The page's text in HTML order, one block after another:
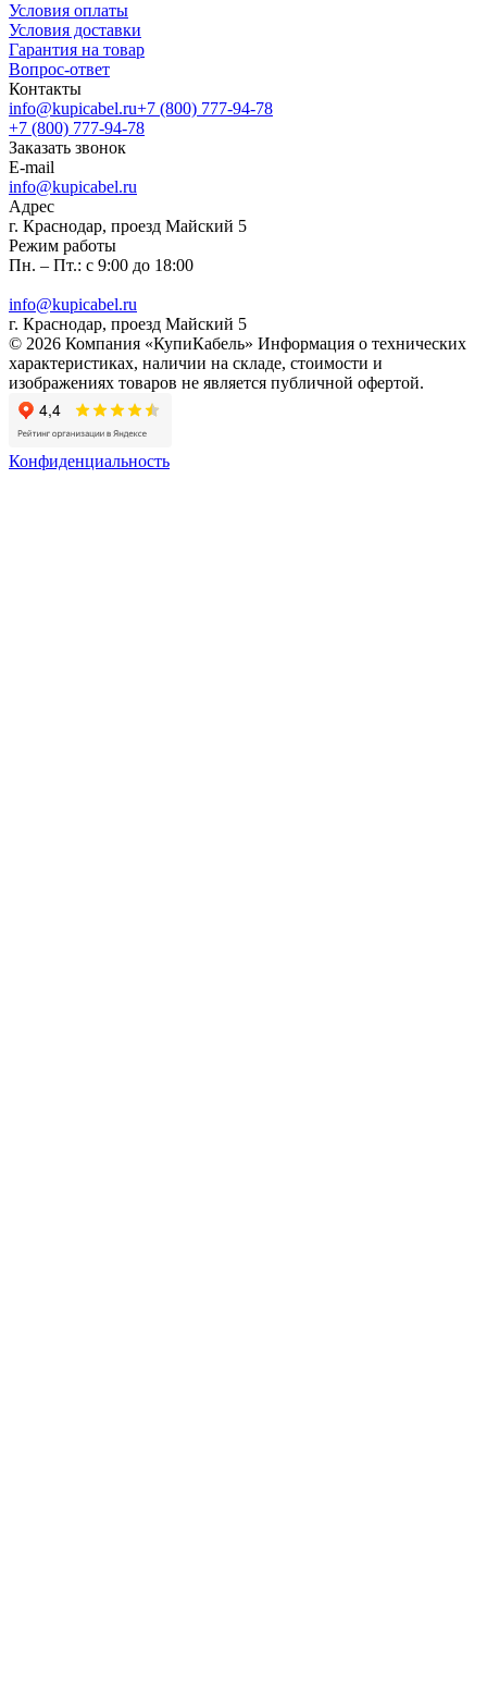
Условия оплаты
Условия доставки
Гарантия на товар
Вопрос-ответ
Контакты
info@kupicabel.ru+7 (800) 777-94-78
+7 (800) 777-94-78
Заказать звонок
E-mail
info@kupicabel.ru
Адрес
г. Краснодар, проезд Майский 5
Режим работы
Пн. – Пт.: с 9:00 до 18:00
info@kupicabel.ru
г. Краснодар, проезд Майский 5
© 2026 Компания «КупиКабель» Информация о технических
характеристиках, наличии на складе, стоимости и
изображениях товаров не является публичной офертой.
Конфиденциальность